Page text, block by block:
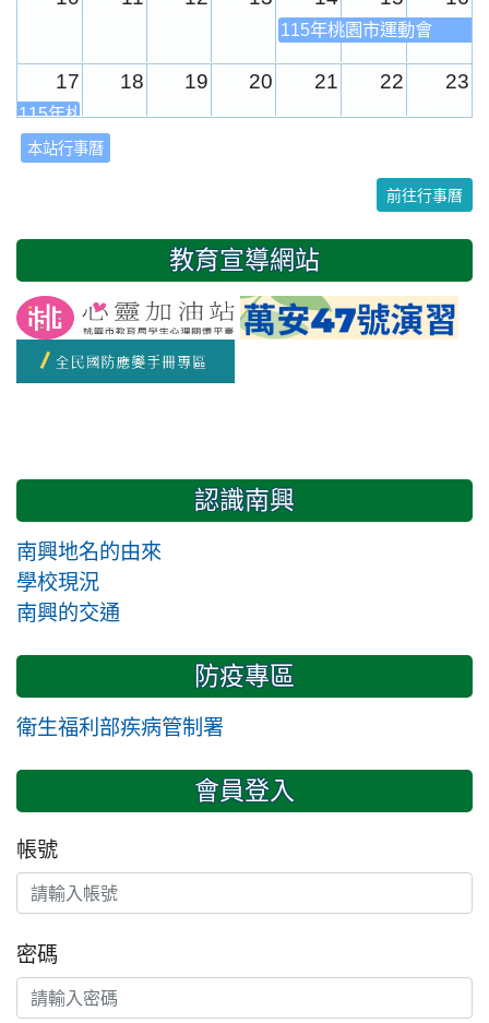
115年桃園市運動會
17 18 19 20 21 22 23
115年桃園市運動會
24
2 3
友善校園週
開學日
本站行事曆
前往行事曆
教育宣導網站
認識南興
南興地名的由來
學校現況
南興的交通
防疫專區
衛生福利部疾病管制署
會員登入
帳號
密碼